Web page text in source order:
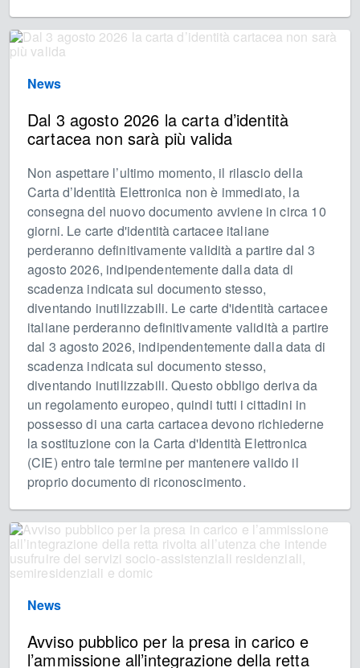
News
Dal 3 agosto 2026 la carta d’identità
cartacea non sarà più valida
Non aspettare l’ultimo momento, il rilascio della
Carta d’Identità Elettronica non è immediato, la
consegna del nuovo documento avviene in circa 10
giorni. Le carte d'identità cartacee italiane
perderanno definitivamente validità a partire dal 3
agosto 2026, indipendentemente dalla data di
scadenza indicata sul documento stesso,
diventando inutilizzabili. Le carte d'identità cartacee
italiane perderanno definitivamente validità a partire
dal 3 agosto 2026, indipendentemente dalla data di
scadenza indicata sul documento stesso,
diventando inutilizzabili. Questo obbligo deriva da
un regolamento europeo, quindi tutti i cittadini in
possesso di una carta cartacea devono richiederne
la sostituzione con la Carta d'Identità Elettronica
(CIE) entro tale termine per mantenere valido il
proprio documento di riconoscimento.
News
Avviso pubblico per la presa in carico e
l’ammissione all’integrazione della retta